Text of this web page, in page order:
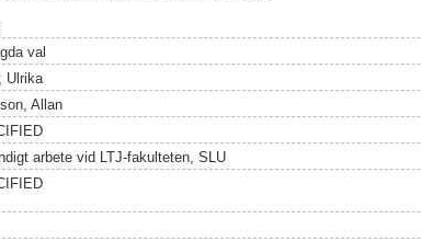
val
Ulrika
Allan
arbete vid LTJ-fakulteten, SLU